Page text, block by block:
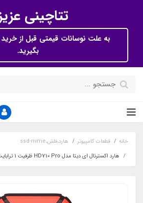
تتاچینی
به علت نوسانات قیمتی قبل از
بگیرید.
خانه قطعات کامپیوتر
هارد،فلش،ssd-nvme
هارد اکسترنال ای دیتا مدل HD710 Pro ظرفیت 1 ترابایت